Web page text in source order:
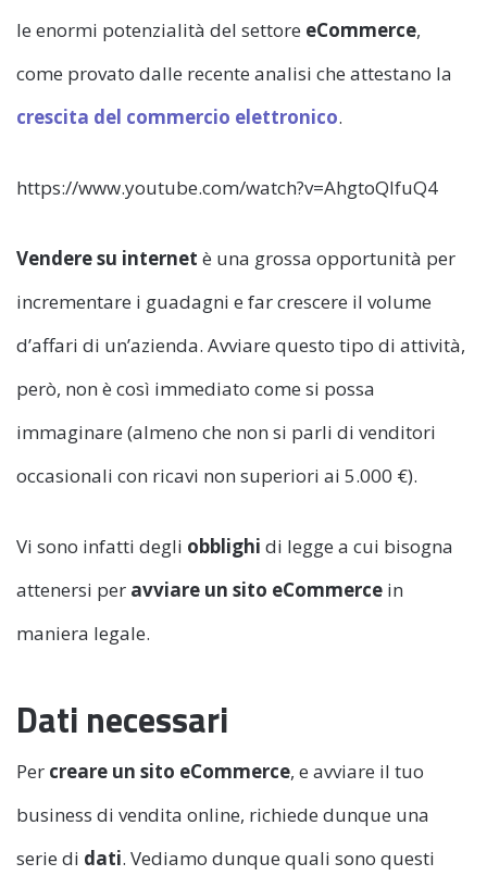
le enormi potenzialità del settore eCommerce,
come provato dalle recente analisi che attestano la
crescita del commercio elettronico.
https://www.youtube.com/watch?v=AhgtoQIfuQ4
Vendere su internet è una grossa opportunità per
incrementare i guadagni e far crescere il volume
d’affari di un’azienda. Avviare questo tipo di attività,
però, non è così immediato come si possa
immaginare (almeno che non si parli di venditori
occasionali con ricavi non superiori ai 5.000 €).
Vi sono infatti degli obblighi di legge a cui bisogna
attenersi per avviare un sito eCommerce in
maniera legale.
Dati necessari
Per creare un sito eCommerce, e avviare il tuo
business di vendita online, richiede dunque una
serie di dati. Vediamo dunque quali sono questi